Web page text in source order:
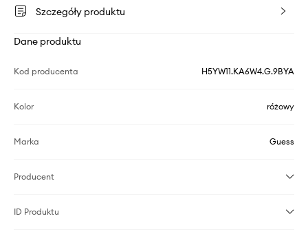
Szczegóły produktu
Dane produktu
Kod producenta H5YW11.KA6W4.G.9BYA
Kolor różowy
Marka Guess
Producent
ID Produktu